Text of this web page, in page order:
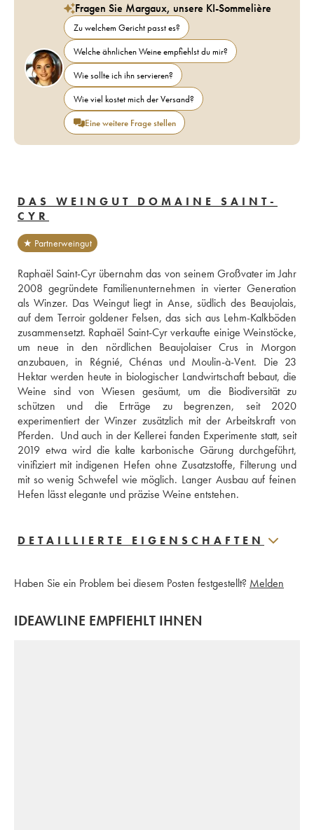
Fragen Sie Margaux, unsere KI-Sommelière
Zu welchem Gericht passt es?
Welche ähnlichen Weine empfiehlst du mir?
Wie sollte ich ihn servieren?
Wie viel kostet mich der Versand?
Eine weitere Frage stellen
DAS WEINGUT DOMAINE SAINT-
CYR
★ Partnerweingut
Raphaël Saint-Cyr übernahm das von seinem Großvater im Jahr
2008 gegründete Familienunternehmen in vierter Generation
als Winzer. Das Weingut liegt in Anse, südlich des Beaujolais,
auf dem Terroir goldener Felsen, das sich aus Lehm-Kalkböden
zusammensetzt. Raphaël Saint-Cyr verkaufte einige Weinstöcke,
um neue in den nördlichen Beaujolaiser Crus in Morgon
anzubauen, in Régnié, Chénas und Moulin-à-Vent. Die 23
Hektar werden heute in biologischer Landwirtschaft bebaut, die
Weine sind von Wiesen gesäumt, um die Biodiversität zu
schützen und die Erträge zu begrenzen, seit 2020
experimentiert der Winzer zusätzlich mit der Arbeitskraft von
Pferden.  Und auch in der Kellerei fanden Experimente statt, seit
2019 etwa wird die kalte karbonische Gärung durchgeführt,
vinifiziert mit indigenen Hefen ohne Zusatzstoffe, Filterung und
mit so wenig Schwefel wie möglich. Langer Ausbau auf feinen
DETAILLIERTE EIGENSCHAFTEN
Haben Sie ein Problem bei diesem Posten festgestellt? Melden
IDEAWLINE EMPFIEHLT IHNEN